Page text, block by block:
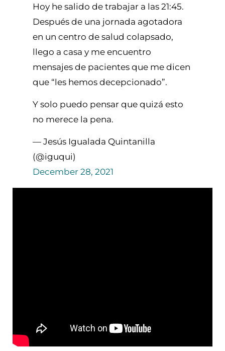
Hoy he salido de trabajar a las 21:45.
Después de una jornada agotadora
en un centro de salud colapsado,
llego a casa y me encuentro
mensajes de pacientes que me dicen
que “les hemos decepcionado”.
Y solo puedo pensar que quizá esto
no merece la pena.
— Jesús Igualada Quintanilla
(@iguqui)
December 28, 2021